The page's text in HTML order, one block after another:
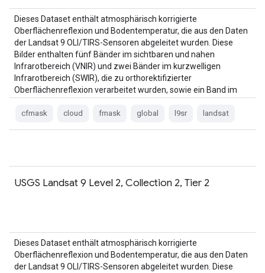
Dieses Dataset enthält atmosphärisch korrigierte
Oberflächenreflexion und Bodentemperatur, die aus den Daten
der Landsat 9 OLI/TIRS-Sensoren abgeleitet wurden. Diese
Bilder enthalten fünf Bänder im sichtbaren und nahen
Infrarotbereich (VNIR) und zwei Bänder im kurzwelligen
Infrarotbereich (SWIR), die zu orthorektifizierter
Oberflächenreflexion verarbeitet wurden, sowie ein Band im
cfmask cloud fmask global l9sr landsat
USGS Landsat 9 Level 2, Collection 2, Tier 2
Dieses Dataset enthält atmosphärisch korrigierte
Oberflächenreflexion und Bodentemperatur, die aus den Daten
der Landsat 9 OLI/TIRS-Sensoren abgeleitet wurden. Diese